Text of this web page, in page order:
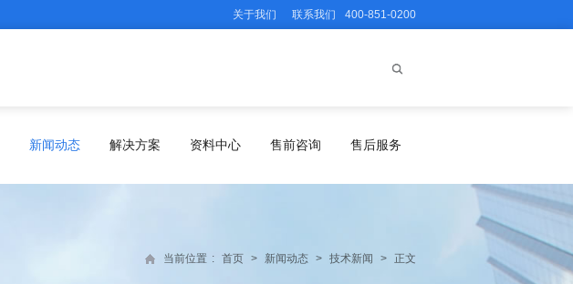
关于我们 联系我们 400-851-0200
新闻动态 解决方案 资料中心 售前咨询 售后服务
当前位置 : 首页 > 新闻动态 > 技术新闻 > 正文